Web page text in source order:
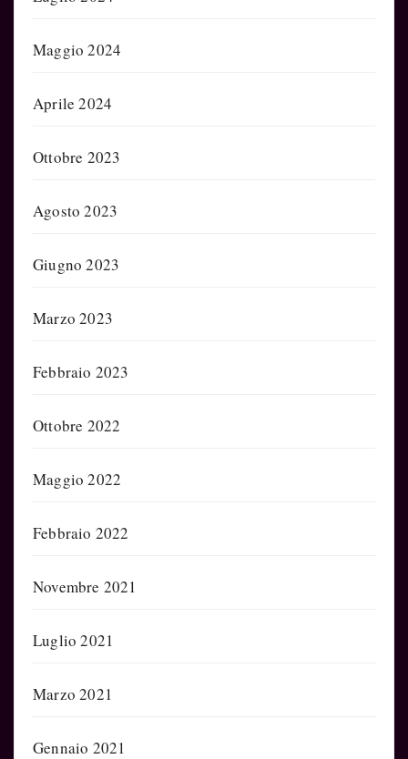
Maggio 2024
Aprile 2024
Ottobre 2023
Agosto 2023
Giugno 2023
Marzo 2023
Febbraio 2023
Ottobre 2022
Maggio 2022
Febbraio 2022
Novembre 2021
Luglio 2021
Marzo 2021
Gennaio 2021